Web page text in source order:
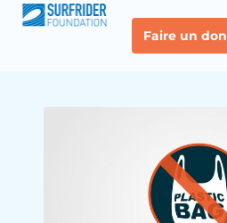
Faire un don